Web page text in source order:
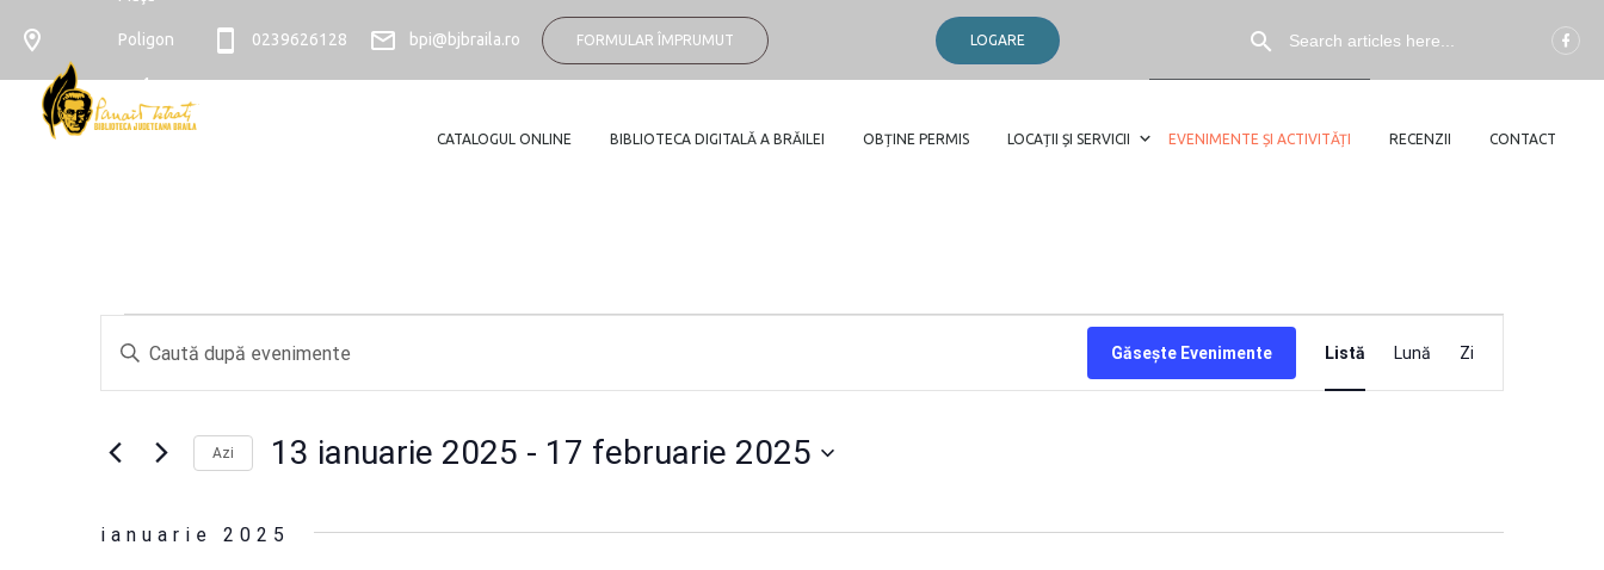
Poligon
nr. 4
0239626128 bpi@bjbraila.ro FORMULAR ÎMPRUMUT LOGARE
CATALOGUL ONLINE BIBLIOTECA DIGITALĂ A BRĂILEI OBȚINE PERMIS LOCAȚII ȘI SERVICII EVENIMENTE ȘI ACTIVITĂȚI RECENZII CONTACT
Evenimente
Navigare
în
vizualizări
și
Introdu
cuvântul
Caută
după
Găsește Evenimente
ÎN
Listă Lună Zi
Azi 13 ianuarie 2025 - 17 februarie 2025
data.
ianuarie 2025